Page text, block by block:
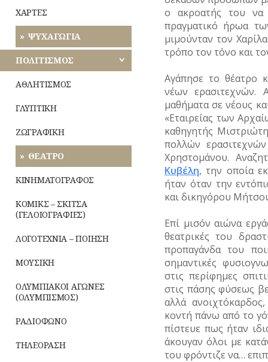
ΧΑΡΤΕΣ
ΨΥΧΑΓΩΓΙΑ
ΠΟΛΙΤΙΣΜΟΣ
ΑΘΛΗΤΙΣΜΟΣ
ΓΛΥΠΤΙΚΗ
ΖΩΓΡΑΦΙΚΗ
ΘΕΑΤΡΟ
ΚΙΝΗΜΑΤΟΓΡΑΦΟΣ
ΚΟΜΙΚΣ – ΣΚΙΤΣΑ
(ΓΕΛΟΙΟΓΡΑΦΙΕΣ)
ΛΟΓΟΤΕΧΝΙΑ – ΠΟΙΗΣΗ
ΜΟΥΣΙΚΗ
ΟΛΥΜΠΙΑΚΟΙ ΑΓΩΝΕΣ
(ΟΛΥΜΠΙΣΜΟΣ)
ΡΑΔΙΟΦΩΝΟ
ΤΗΛΕΟΡΑΣΗ
ο ακροατής του να
πραγματικό ήρωα
μιμούνταν τον
τρόπο τον τόνο και
Αγάπησε το θέατρο
νέων ερασιτεχνών.
μαθήματα σε νέους
«Εταιρείας των
καθηγητής
πολλών
Χρηστομάνου.
Κυβέλη, την οποία
ήταν όταν την
και δικηγόρου
Επί μισόν αιώνα
θεατρικές του
προπαγάνδα του
σημαντικές
στις περίφημες
στις πάσης φύσεως
αλλά
κοντή πάνω από το
πίστευε πως ήταν
άκουγαν όλοι με
του φρόντιζε να…